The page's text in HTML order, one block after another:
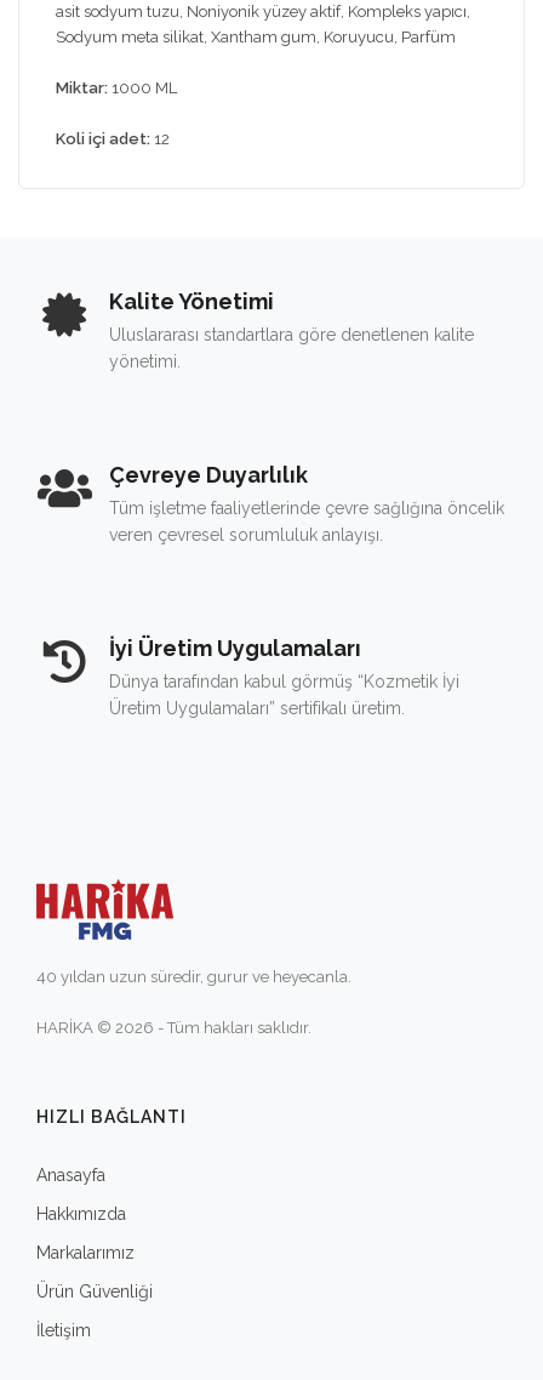
asit sodyum tuzu, Noniyonik yüzey aktif, Kompleks yapıcı,
Sodyum meta silikat, Xantham gum, Koruyucu, Parfüm
Miktar: 1000 ML
Koli içi adet: 12
Kalite Yönetimi
Uluslararası standartlara göre denetlenen kalite
yönetimi.
Çevreye Duyarlılık
Tüm işletme faaliyetlerinde çevre sağlığına öncelik
veren çevresel sorumluluk anlayışı.
İyi Üretim Uygulamaları
Dünya tarafından kabul görmüş “Kozmetik İyi
Üretim Uygulamaları” sertifikalı üretim.
40 yıldan uzun süredir, gurur ve heyecanla.
HARİKA © 2026 - Tüm hakları saklıdır.
HIZLI BAĞLANTI
Anasayfa
Hakkımızda
Markalarımız
Ürün Güvenliği
İletişim